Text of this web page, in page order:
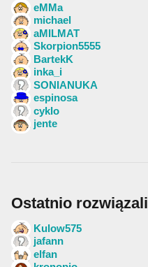
eMMa
michael
aMILMAT
Skorpion5555
BartekK
inka_i
SONIANUKA
espinosa
cyklo
jente
Ostatnio rozwiązali
Kulow575
jafann
elfan